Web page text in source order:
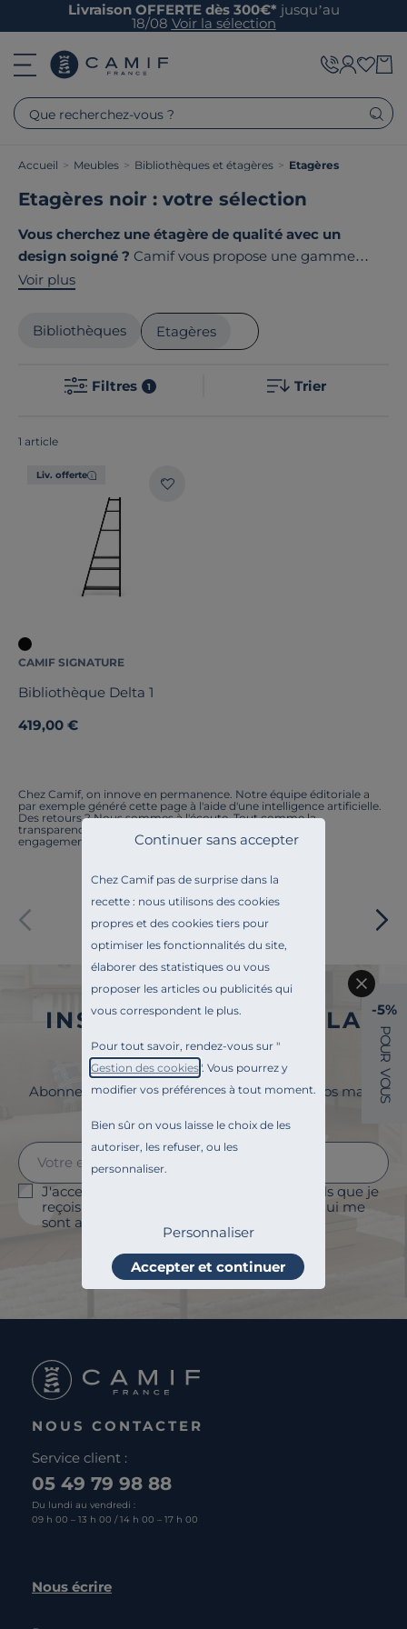
Chez Camif pas de surprise dans la
recette : nous utilisons des cookies
propres et des cookies tiers pour
optimiser les fonctionnalités du site,
élaborer des statistiques ou vous
proposer les articles ou publicités qui
vous correspondent le plus.
Pour tout savoir, rendez-vous sur "
Gestion des cookies". Vous pourrez y
modifier vos préférences à tout moment.
Bien sûr on vous laisse le choix de les
autoriser, les refuser, ou les
personnaliser.
Continuer sans accepter
Personnaliser
Accepter et continuer
Livraison OFFERTE dès 300€* jusqu’au
18/08 Voir la sélection
Que recherchez-vous ?
Accueil > Meubles > Bibliothèques et étagères > Etagères
Etagères noir : votre sélection
Vous cherchez une étagère de qualité avec un
design soigné ? Camif vous propose une gamme
d'étagères qui s'intègrent parfaitement au styles de
pièce est conçue pour magnifier vos espaces tout en
offrant une praticité optimale. Nos étagères sont
intérieur. Le point commun de nos produits ? Ils sont
Voir plus
Bibliothèques Etagères
Filtres 1 Trier
1 article
Liv. offerte
CAMIF SIGNATURE
Bibliothèque Delta 1
419,00 €
Chez Camif, on innove en permanence. Notre équipe éditoriale a
par exemple généré cette page à l'aide d'une intelligence artificielle.
Des retours ? Nous sommes à l'écoute. Tout comme la
transparence, l'amélioration continue fait partie de nos
engagements.
Type de porte
Marque
Note des clients
Certifications et labels
Pays de fabrication
Paiement sécurisé
INSCRIVEZ-VOUS À LA
NEWSLETTER
Abonnez-vous à la newsletter et surveillez vos mails
J'accepte le suivi des ouvertures des emails que je
reçois afin de personnaliser les contenus qui me
sont adressés et à des fins statistiques.
Je m'abonne
NOUS CONTACTER
Service client :
05 49 79 98 88
Du lundi au vendredi :
09 h 00 – 13 h 00 / 14 h 00 – 17 h 00
Nous écrire
-5%
P
O
U
R
V
O
U
S